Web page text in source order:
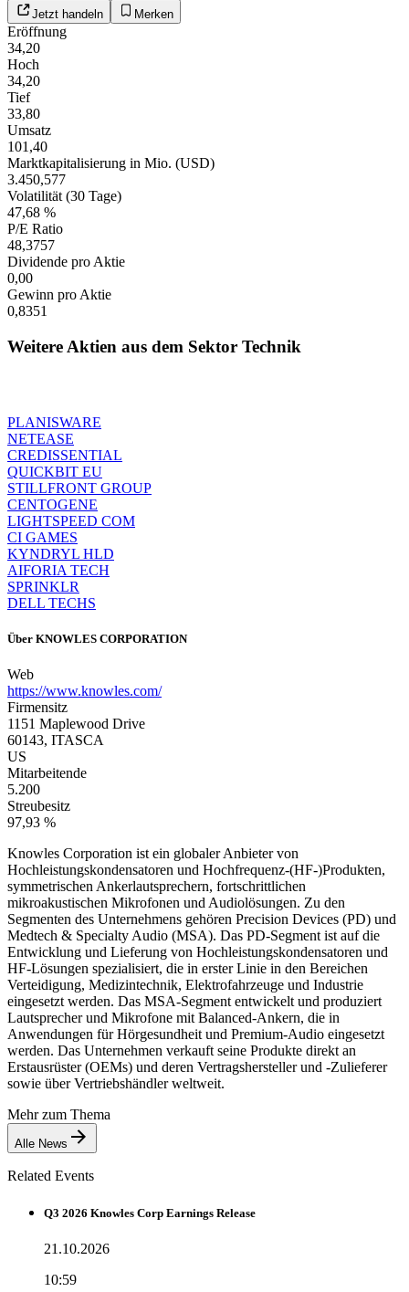
Jetzt handeln Merken
Eröffnung
34,20
Hoch
34,20
Tief
33,80
Umsatz
101,40
Marktkapitalisierung in Mio. (USD)
3.450,577
Volatilität (30 Tage)
47,68 %
P/E Ratio
48,3757
Dividende pro Aktie
0,00
Gewinn pro Aktie
0,8351
Weitere Aktien aus dem Sektor Technik
PLANISWARE
NETEASE
CREDISSENTIAL
QUICKBIT EU
STILLFRONT GROUP
CENTOGENE
LIGHTSPEED COM
CI GAMES
KYNDRYL HLD
AIFORIA TECH
SPRINKLR
DELL TECHS
Über KNOWLES CORPORATION
Web
https://www.knowles.com/
Firmensitz
1151 Maplewood Drive
60143, ITASCA
US
Mitarbeitende
5.200
Streubesitz
97,93 %
Knowles Corporation ist ein globaler Anbieter von
Hochleistungskondensatoren und Hochfrequenz-(HF-)Produkten,
symmetrischen Ankerlautsprechern, fortschrittlichen
mikroakustischen Mikrofonen und Audiolösungen. Zu den
Segmenten des Unternehmens gehören Precision Devices (PD) und
Medtech & Specialty Audio (MSA). Das PD-Segment ist auf die
Entwicklung und Lieferung von Hochleistungskondensatoren und
HF-Lösungen spezialisiert, die in erster Linie in den Bereichen
Verteidigung, Medizintechnik, Elektrofahrzeuge und Industrie
eingesetzt werden. Das MSA-Segment entwickelt und produziert
Lautsprecher und Mikrofone mit Balanced-Ankern, die in
Anwendungen für Hörgesundheit und Premium-Audio eingesetzt
werden. Das Unternehmen verkauft seine Produkte direkt an
Erstausrüster (OEMs) und deren Vertragshersteller und -Zulieferer
sowie über Vertriebshändler weltweit.
Mehr zum Thema
Alle News
Related Events
Q3 2026 Knowles Corp Earnings Release
21.10.2026
10:59